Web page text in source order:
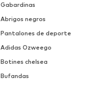
Gabardinas
Abrigos negros
Pantalones de deporte
Adidas Ozweego
Botines chelsea
Bufandas